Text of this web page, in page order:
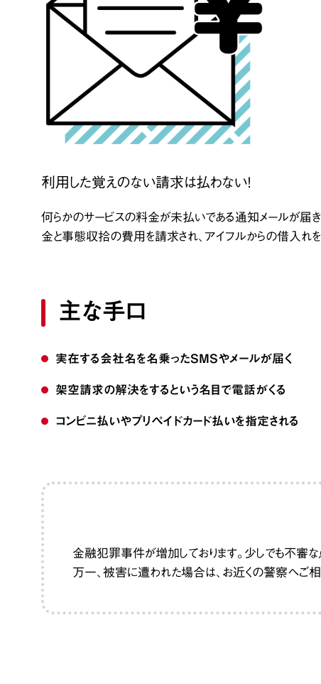
利用した覚えのない請求は払わない！
何らかのサービスの料金が未払いである通知メールが
金と事態収拾の費用を請求され、アイフルからの借入れ
主な手口
実在する会社名を名乗ったSMSやメールが届く
架空請求の解決をするという名目で電話がくる
コンビニ払いやプリペイドカード払いを指定される
金融犯罪事件が増加しております。少しでも不審な
万一、被害に遭われた場合は、お近くの警察へご相